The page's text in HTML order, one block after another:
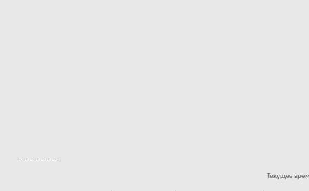
---------------
Текущее